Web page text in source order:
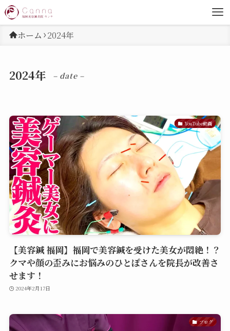
ホーム 2024年
2024年 – date –
YouTube動画
【美容鍼 福岡】福岡で美容鍼を受けた美女が悶絶！？
クマや顔の歪みにお悩みのひとぽさんを院長が改善さ
せます！
2024年2月17日
ブログ